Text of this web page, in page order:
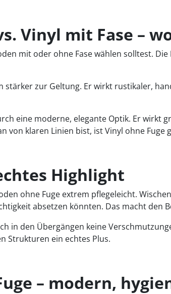
Vinyl mit Fase –
mit oder ohne Fase wählen solltest.
stärker zur Geltung. Er wirkt rustikaler,
eine moderne, elegante Optik. Er wirkt
von klaren Linien bist, ist Vinyl ohne Fuge
Highlight
ohne Fuge extrem pflegeleicht.
absetzen könnten. Das macht
in den Übergängen keine
Strukturen ein echtes Plus.
– modern,